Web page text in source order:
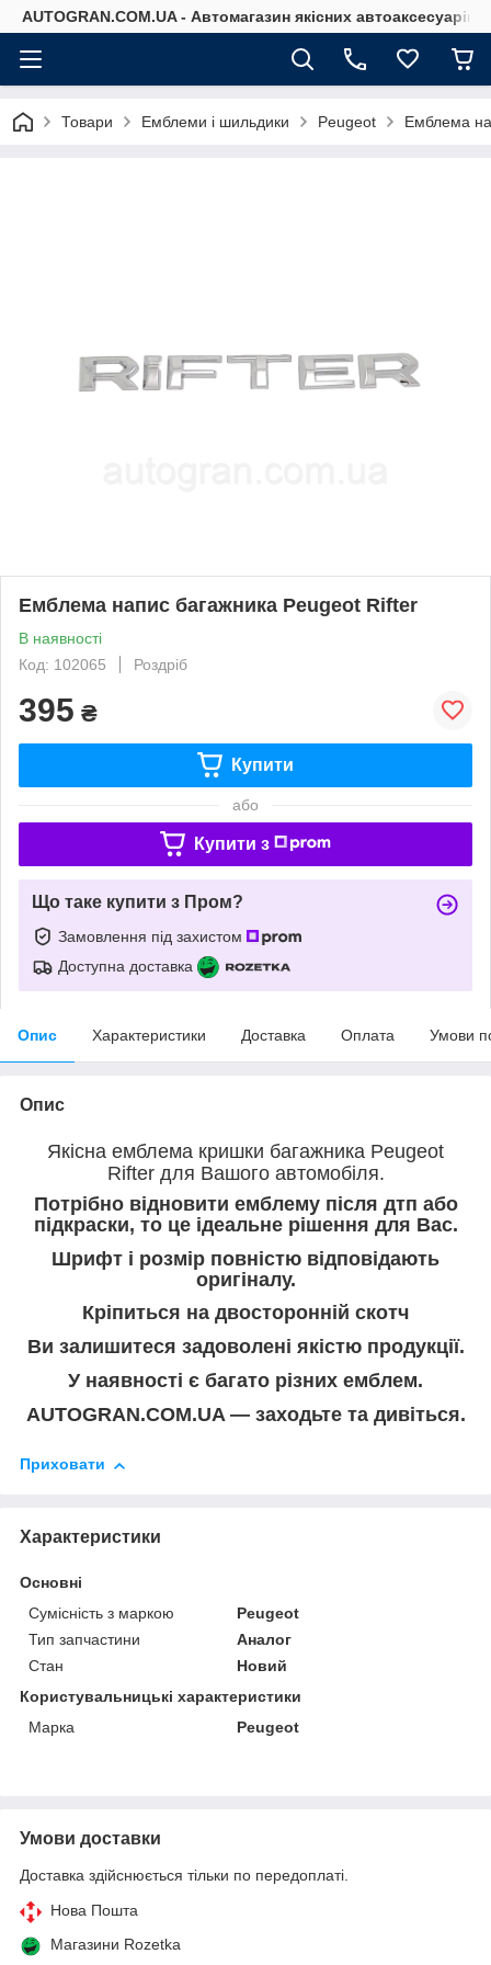
AUTOGRAN.COM.UA - Автомагазин якісних автоаксесуарів
Товари Емблеми і шильдики Peugeot Емблема
Емблема напис багажника Peugeot Rifter
В наявності
Код: 102065
Роздріб
395 ₴
Купити
або
Купити з
Що таке купити з Пром?
Замовлення під захистом
Доступна доставка
Опис Характеристики Доставка Оплата Умови
Опис
Якісна емблема кришки багажника Peugeot
Rifter для Вашого автомобіля.
Потрібно відновити емблему після дтп або
підкраски, то це ідеальне рішення для Вас.
Шрифт і розмір повністю відповідають
оригіналу.
Кріпиться на двосторонній скотч
Ви залишитеся задоволені якістю продукції.
У наявності є багато різних емблем.
AUTOGRAN.COM.UA — заходьте та дивіться.
Приховати
Характеристики
Основні
Сумісність з маркою
Peugeot
Тип запчастини
Аналог
Стан
Новий
Користувальницькі характеристики
Марка
Peugeot
Умови доставки
Доставка здійснюється тільки по передоплаті.
Нова Пошта
Магазини Rozetka